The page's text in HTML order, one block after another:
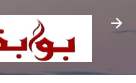
التخطي